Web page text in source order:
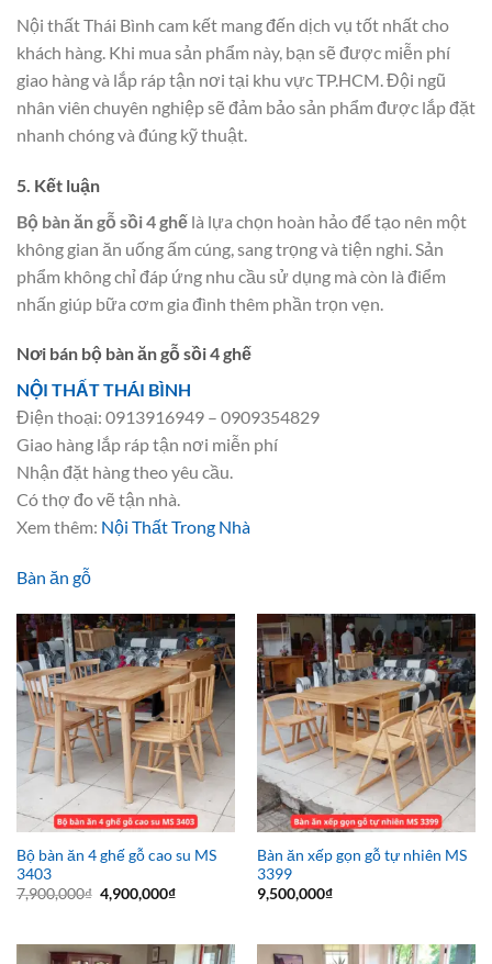
Nội thất Thái Bình cam kết mang đến dịch vụ tốt nhất cho
khách hàng. Khi mua sản phẩm này, bạn sẽ được miễn phí
giao hàng và lắp ráp tận nơi tại khu vực TP.HCM. Đội ngũ
nhân viên chuyên nghiệp sẽ đảm bảo sản phẩm được lắp đặt
nhanh chóng và đúng kỹ thuật.
5. Kết luận
Bộ bàn ăn gỗ sồi 4 ghế là lựa chọn hoàn hảo để tạo nên một
không gian ăn uống ấm cúng, sang trọng và tiện nghi. Sản
phẩm không chỉ đáp ứng nhu cầu sử dụng mà còn là điểm
nhấn giúp bữa cơm gia đình thêm phần trọn vẹn.
Nơi bán bộ bàn ăn gỗ sồi 4 ghế
NỘI THẤT THÁI BÌNH
Điện thoại: 0913916949 – 0909354829
Giao hàng lắp ráp tận nơi miễn phí
Nhận đặt hàng theo yêu cầu.
Có thợ đo vẽ tận nhà.
Xem thêm: Nội Thất Trong Nhà
Bàn ăn gỗ
Bộ bàn ăn 4 ghế gỗ cao su MS
3403
7,900,000₫ Giá
gốc
4,900,000₫Giá
4,900,000₫.
Bàn ăn xếp gọn gỗ tự nhiên MS
3399
9,500,000₫